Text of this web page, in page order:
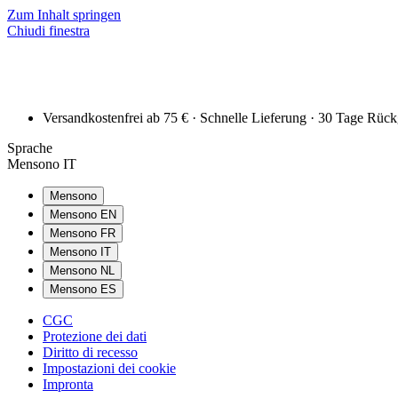
Zum Inhalt springen
Chiudi finestra
Versandkostenfrei ab 75 € · Schnelle Lieferung · 30 Tage
Sprache
Mensono IT
Mensono
Mensono EN
Mensono FR
Mensono IT
Mensono NL
Mensono ES
CGC
Protezione dei dati
Diritto di recesso
Impostazioni dei cookie
Impronta